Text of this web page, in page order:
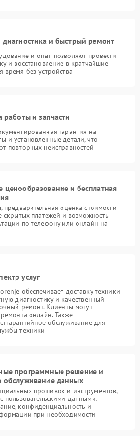
диагностика и быстрый ремонт
и опыт позволяют провести
и восстановление в кратчайшие
время без устройства
работы и запчасти
гарантия на
и установленные детали, что
повторных неисправностей
ценообразование и бесплатная
предварительная оценка стоимости
скрытых платежей и возможность
по телефону или онлайн на
услуг
обеспечивает доставку техники
диагностику и качественный
ремонт. Клиенты могут
ремонта онлайн. Также
обслуживание для
техники
программные решение и
обслуживание данных
прошивок и инструментов,
пользовательскими данными:
конфиденциальность и
при необходимости